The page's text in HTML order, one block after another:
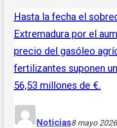
Hasta la fecha el
Extremadura por el
precio del gasóleo
fertilizantes suponen
56,53 millones de €.
Noticias8 mayo 2026